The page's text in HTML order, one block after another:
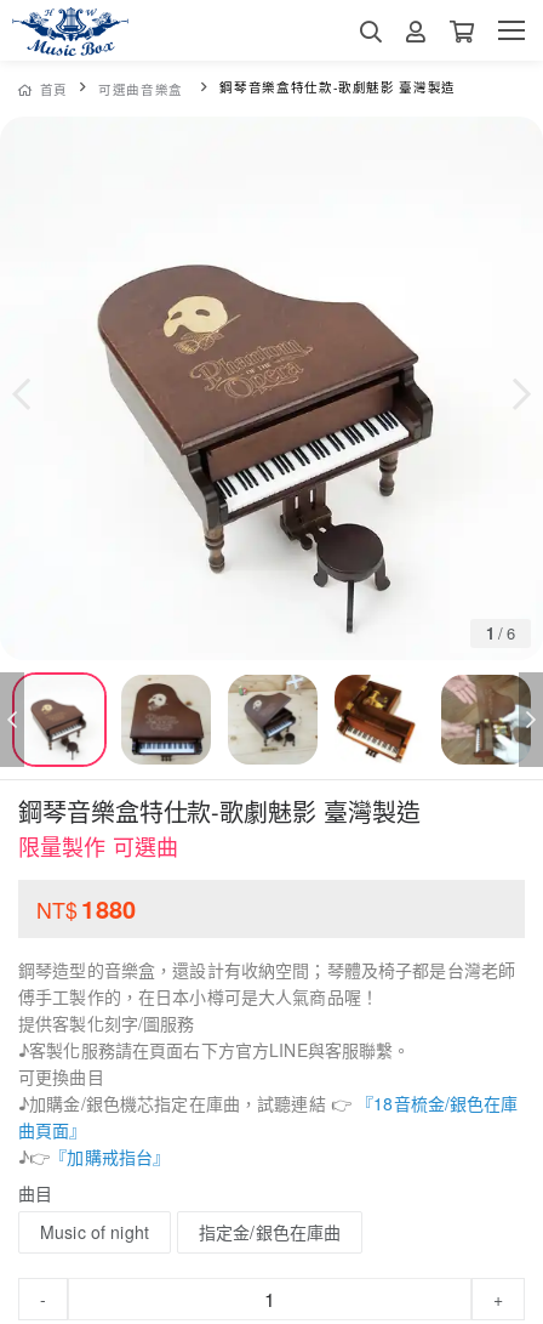
首頁 可選曲音樂盒 鋼琴音樂盒特仕款-歌劇魅影 臺灣製造
1 /6
鋼琴音樂盒特仕款-歌劇魅影 臺灣製造
限量製作 可選曲
NT$1880
鋼琴造型的音樂盒，還設計有收納空間；琴體及椅子都是台灣老師
傅手工製作的，在日本小樽可是大人氣商品喔！
提供客製化刻字/圖服務
♪客製化服務請在頁面右下方官方LINE與客服聯繫。
可更換曲目
♪加購金/銀色機芯指定在庫曲，試聽連結 👉 『18音梳金/銀色在庫
曲頁面』
♪👉 『加購戒指台』
曲目
Music of night
指定金/銀色在庫曲
- +